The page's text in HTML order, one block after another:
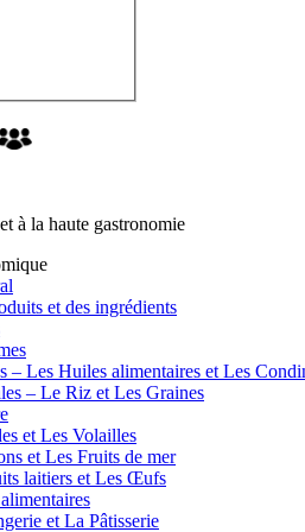
à la haute gastronomie
et des ingrédients
– Les Huiles alimentaires et Les
– Le Riz et Les Graines
et Les Volailles
et Les Fruits de mer
laitiers et Les Œufs
et La Pâtisserie